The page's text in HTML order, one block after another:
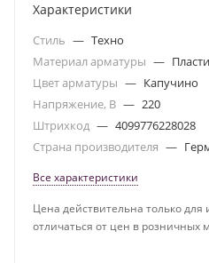
Характеристики
Стиль — Техно
Материал арматуры —
Цвет арматуры — Капучино
Напряжение, В — 220
Штрихкод — 4099776228028
Страна производителя —
Все характеристики
Цена действительна только
отличаться от цен в розничных